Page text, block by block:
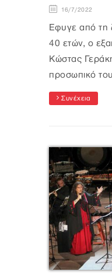
16/7/2022
Έφυγε από τη
40 ετών, ο
Κώστας
προσωπικό
Συνέχεια